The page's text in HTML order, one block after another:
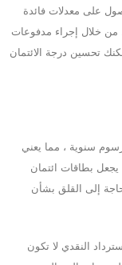
على معدلات فائدة
خلال إجراء مدفوعات
تحسين درجة الائتمان
رسوم سنوية ، مما يعني
بطاقات ائتمان
إلى القلق بشأن
النقدي لا تكون